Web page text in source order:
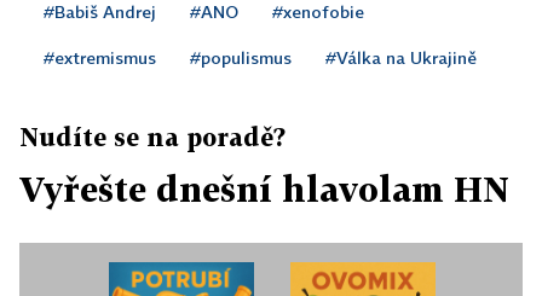
#Babiš Andrej #ANO #xenofobie
#extremismus #populismus #Válka na Ukrajině
Nudíte se na poradě?
Vyřešte dnešní hlavolam HN